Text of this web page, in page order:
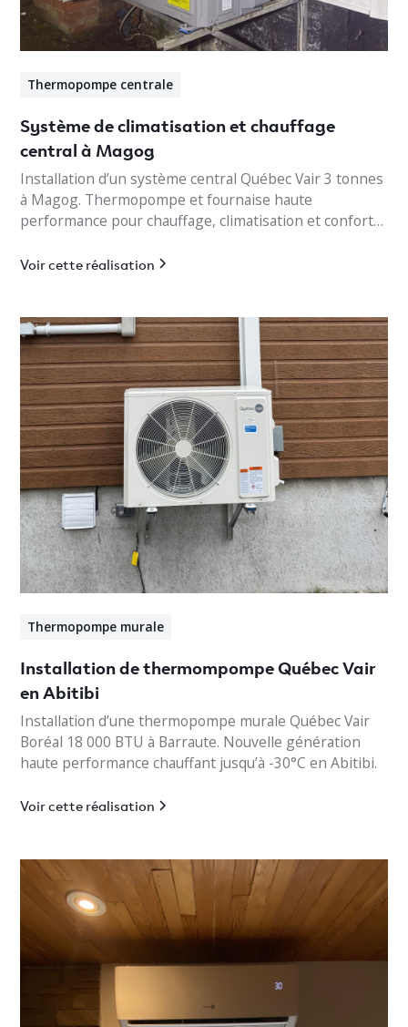
Thermopompe centrale
Système de climatisation et chauffage
central à Magog
Installation d’un système central Québec Vair 3 tonnes
à Magog. Thermopompe et fournaise haute
performance pour chauffage, climatisation et confort
Voir cette réalisation
Thermopompe murale
Installation de thermompompe Québec Vair
en Abitibi
Installation d’une thermopompe murale Québec Vair
Boréal 18 000 BTU à Barraute. Nouvelle génération
haute performance chauffant jusqu’à -30°C en Abitibi.
Voir cette réalisation